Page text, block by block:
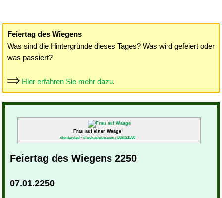
Feiertag des Wiegens
Was sind die Hintergründe dieses Tages? Was wird gefeiert oder
was passiert?
Hier erfahren Sie mehr dazu.
Frau auf einer Waage
stenkovlad - stock.adobe.com / 569821538
Feiertag des Wiegens 2250
07.01.2250